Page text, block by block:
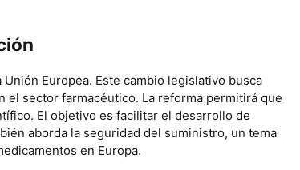
Europea. Este cambio legislativo busca
sector farmacéutico. La reforma permitirá que
El objetivo es facilitar el desarrollo de
aborda la seguridad del suministro, un tema
en Europa.